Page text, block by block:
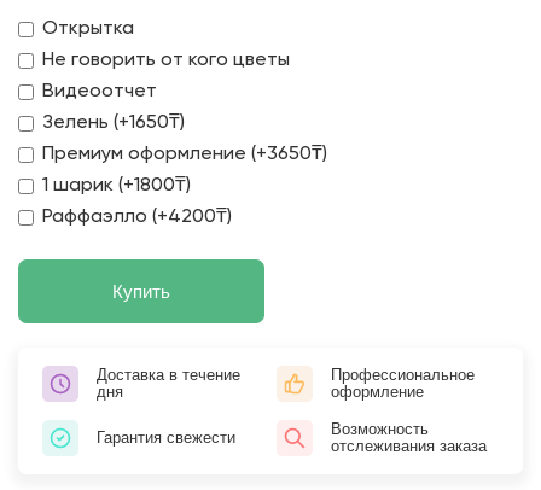
Открытка
Не говорить от кого цветы
Видеоотчет
Зелень (+1650₸)
Премиум оформление (+3650₸)
1 шарик (+1800₸)
Раффаэлло (+4200₸)
Купить
Доставка в течение
дня
Профессиональное
оформление
Гарантия свежести
Возможность
отслеживания заказа